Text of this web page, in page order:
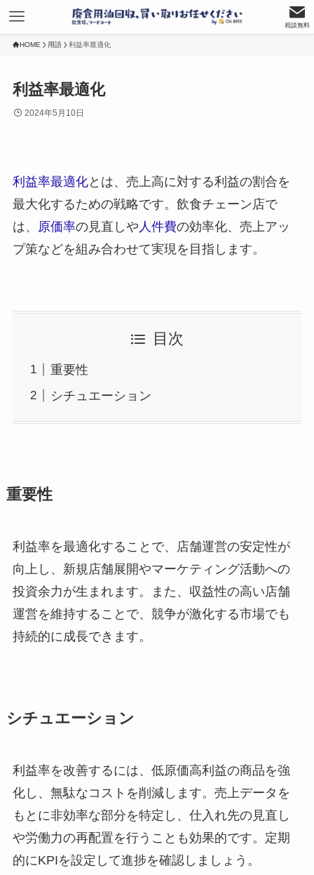
相談無料
HOME 用語 利益率最適化
利益率最適化
2024年5月10日
利益率最適化とは、売上高に対する利益の割合を
最大化するための戦略です。飲食チェーン店で
は、
原価率の見直しや 人件費の効率化、売上アッ
プ策などを組み合わせて実現を目指します。
目次
重要性
シチュエーション
重要性
利益率を最適化することで、店舗運営の安定性が
向上し、新規店舗展開やマーケティング活動への
投資余力が生まれます。また、収益性の高い店舗
運営を維持することで、競争が激化する市場でも
持続的に成長できます。
シチュエーション
利益率を改善するには、低原価高利益の商品を強
化し、無駄なコストを削減します。売上データを
もとに非効率な部分を特定し、仕入れ先の見直し
や労働力の再配置を行うことも効果的です。定期
的にKPIを設定して進捗を確認しましょう。